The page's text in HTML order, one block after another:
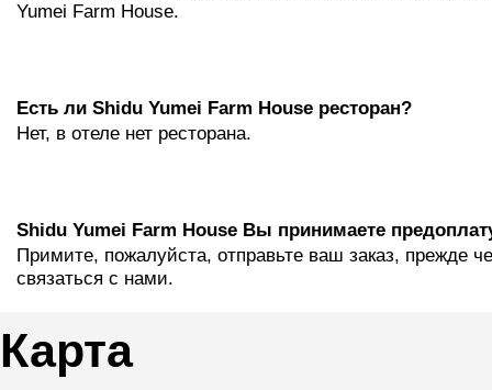
Yumei Farm House.
Eсть ли Shidu Yumei Farm House ресторан?
Нет, в отеле нет ресторана.
Shidu Yumei Farm House Вы принимаете
Примите, пожалуйста, отправьте ваш заказ, прежде
связаться с нами.
Карта